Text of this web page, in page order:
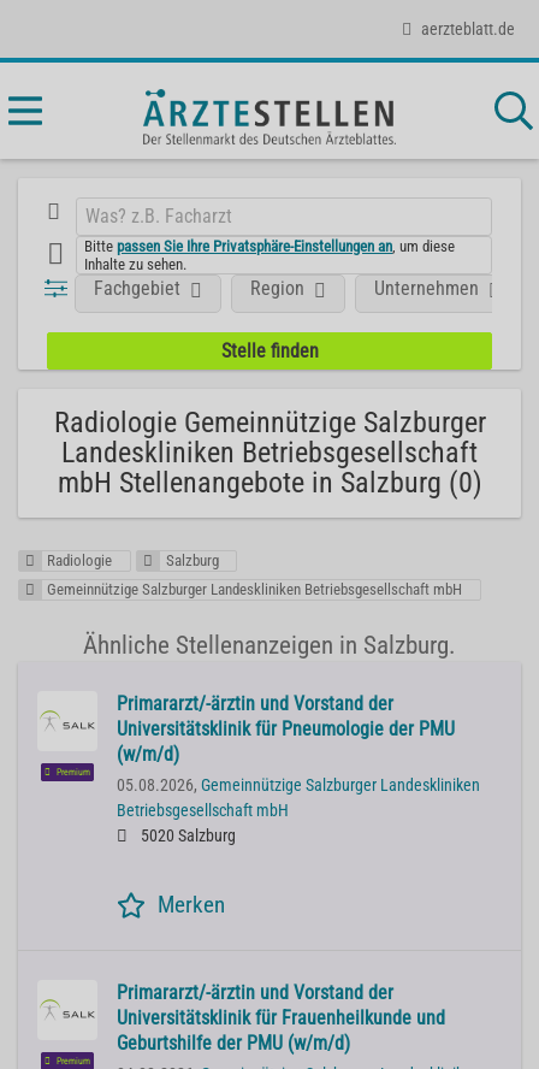
aerzteblatt.de
Bittepassen Sie Ihre Privatsphäre-Einstellungen an , um diese
Inhalte zu sehen.
Fachgebiet Region Unternehmen
Radiologie Gemeinnützige Salzburger
Landeskliniken Betriebsgesellschaft
mbH Stellenangebote in Salzburg (0)
Radiologie
Salzburg
Gemeinnützige Salzburger Landeskliniken Betriebsgesellschaft mbH
Ähnliche Stellenanzeigen in Salzburg.
Premium
Primararzt/-ärztin und Vorstand der
Universitätsklinik für Pneumologie der PMU
(w/m/d)
05.08.2026, Gemeinnützige Salzburger Landeskliniken
Betriebsgesellschaft mbH
5020 Salzburg
Merken
Premium
Primararzt/-ärztin und Vorstand der
Universitätsklinik für Frauenheilkunde und
Geburtshilfe der PMU (w/m/d)